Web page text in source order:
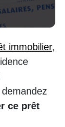
immobilier,
ce prêt